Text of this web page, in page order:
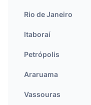
Rio de Janeiro
Itaboraí
Petrópolis
Araruama
Vassouras